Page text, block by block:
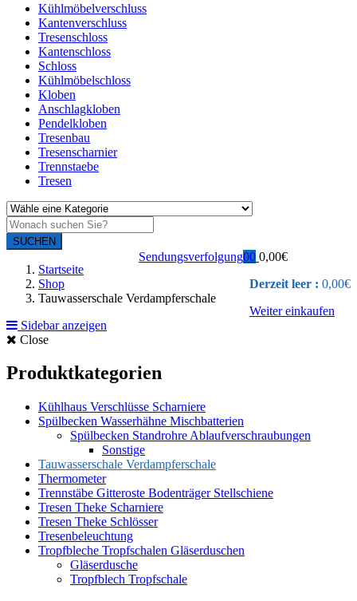
Kühlmöbelverschluss
Kantenverschluss
Tresenschloss
Kantenschloss
Schloss
Kühlmöbelschloss
Kloben
Anschlagkloben
Pendelkloben
Tresenbau
Tresenscharnier
Trennstaebe
Tresen
SUCHEN
0 0,00€
Derzeit leer : 0,00€
Weiter einkaufen
0
Sendungsverfolgung
Startseite
Shop
Tauwasserschale Verdampferschale
Sidebar anzeigen
Close
Produktkategorien
Kühlhaus Verschlüsse Scharniere
Spülbecken Wasserhähne Mischbatterien
Spülbecken Standrohre Ablaufverschraubungen
Sonstige
Tauwasserschale Verdampferschale
Thermometer
Trennstäbe Gitteroste Bodenträger Stellschiene
Tresen Theke Scharniere
Tresen Theke Schlösser
Tresenbeleuchtung
Tropfbleche Tropfschalen Gläserduschen
Gläserdusche
Tropfblech Tropfschale